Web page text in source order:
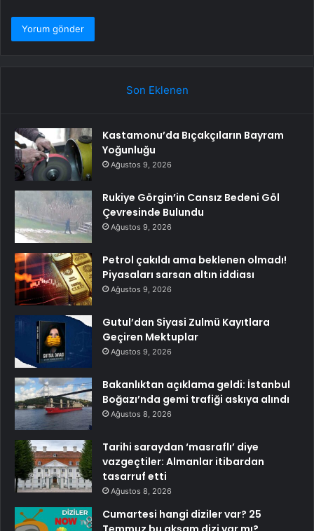
Son Eklenen
Kastamonu’da Bıçakçıların Bayram
Yoğunluğu
Ağustos 9, 2026
Rukiye Görgin’in Cansız Bedeni Göl
Çevresinde Bulundu
Ağustos 9, 2026
Petrol çakıldı ama beklenen olmadı!
Piyasaları sarsan altın iddiası
Ağustos 9, 2026
Gutul’dan Siyasi Zulmü Kayıtlara
Geçiren Mektuplar
Ağustos 9, 2026
Bakanlıktan açıklama geldi: İstanbul
Boğazı’nda gemi trafiği askıya alındı
Ağustos 8, 2026
Tarihi saraydan ‘masraflı’ diye
vazgeçtiler: Almanlar itibardan
tasarruf etti
Ağustos 8, 2026
Cumartesi hangi diziler var? 25